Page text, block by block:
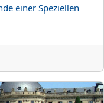
einer Speziellen
05 - Gsänger